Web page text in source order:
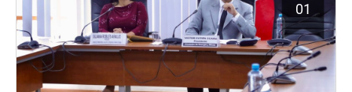
01